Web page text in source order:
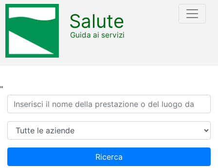
"
Salute
Guida ai servizi
Ricerca
Azienda
Ricerca